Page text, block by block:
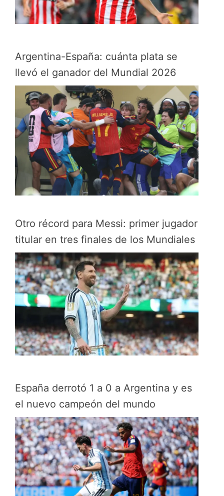
Argentina-España: cuánta plata se
llevó el ganador del Mundial 2026
Otro récord para Messi: primer jugador
titular en tres finales de los Mundiales
España derrotó 1 a 0 a Argentina y es
el nuevo campeón del mundo